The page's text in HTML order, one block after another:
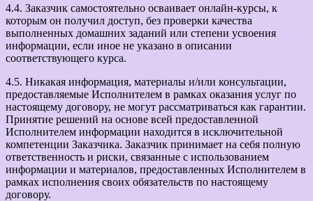
4.4. Заказчик самостоятельно осваивает онлайн-курсы, к
которым он получил доступ, без проверки качества
выполненных домашних заданий или степени усвоения
информации, если иное не указано в описании
соответствующего курса.
4.5. Никакая информация, материалы и/или консультации,
предоставляемые Исполнителем в рамках оказания услуг по
настоящему договору, не могут рассматриваться как гарантии.
Принятие решений на основе всей предоставленной
Исполнителем информации находится в исключительной
компетенции Заказчика. Заказчик принимает на себя полную
ответственность и риски, связанные с использованием
информации и материалов, предоставленных Исполнителем в
рамках исполнения своих обязательств по настоящему
договору.